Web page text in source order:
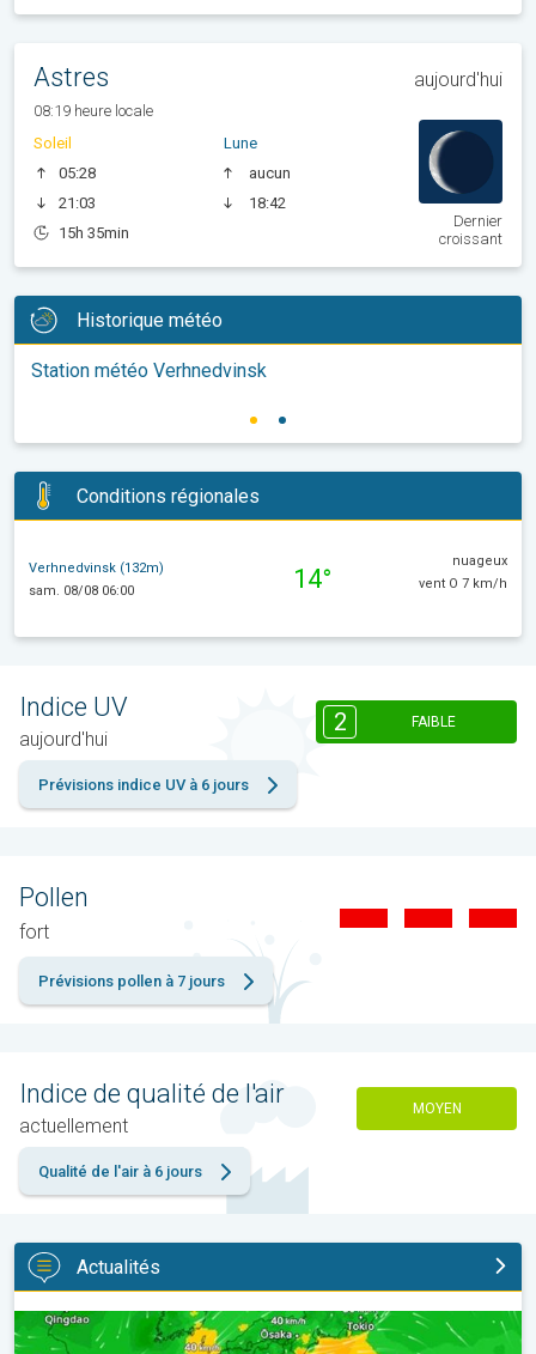
Astres aujourd'hui
08:19 heure locale
Soleil
05:28
21:03
15h 35min
Lune
aucun
18:42
Dernier
croissant
Historique météo
Station météo Verhnedvinsk
Conditions régionales
Verhnedvinsk (132m)
sam. 08/08 06:00
14°
nuageux
vent O 7 km/h
Indice UV
aujourd'hui
2 FAIBLE
Prévisions indice UV à 6 jours
Pollen
fort
Prévisions pollen à 7 jours
Indice de qualité de l'air
actuellement
MOYEN
Qualité de l'air à 6 jours
Actualités
Le Japon prépare l'arrivée d'un typhon. Glissements de terrain.